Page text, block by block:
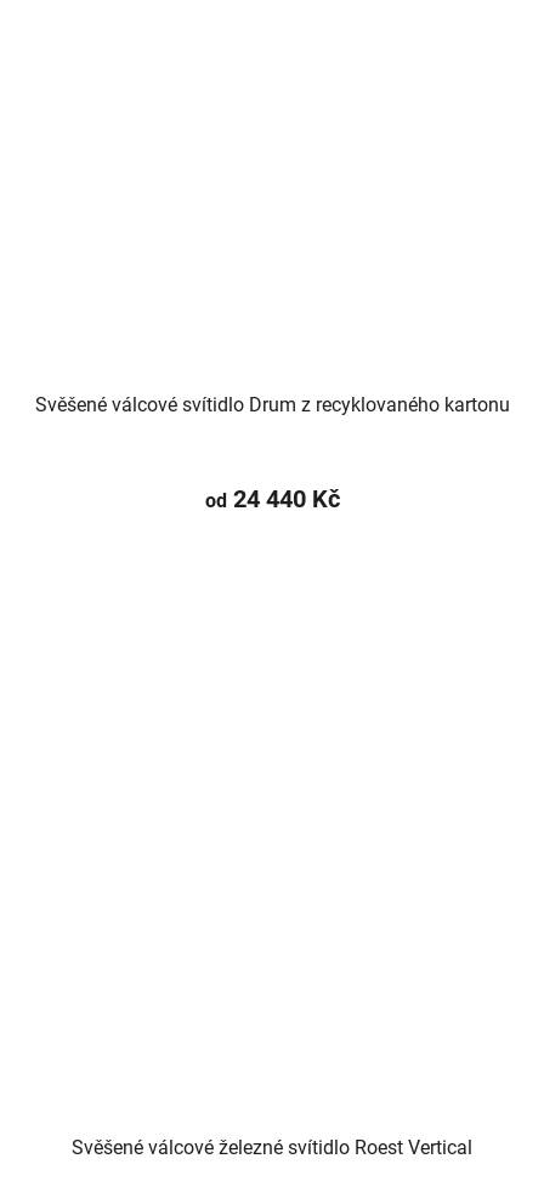
Svěšené válcové svítidlo Drum z recyklovaného kartonu
od24 440 Kč
Svěšené válcové železné svítidlo Roest Vertical